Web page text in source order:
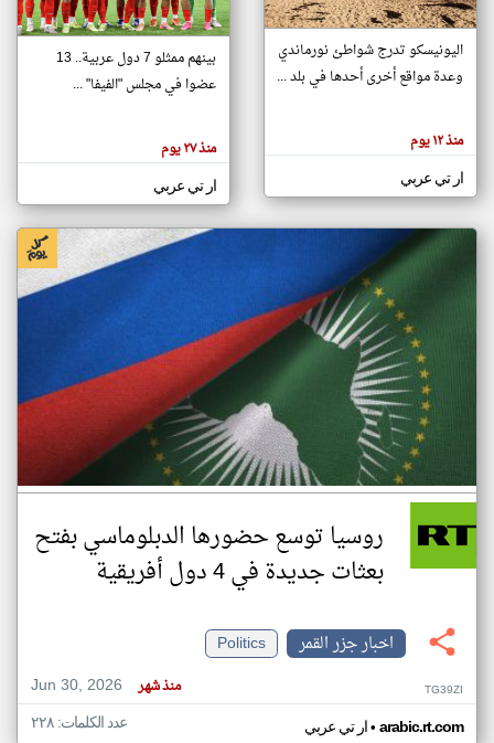
تغيير الدولة
اخبار جزر القمر على مدار الساعة
أهم اخبار جزر القمر العاجلة والمباشرة
هنا عن
وجهة
كاتبيها.
اليونيسكو تدرج شواطئ نورماندي
وعدة مواقع أخرى أحدها في بلد ...
منذ ١٢ يوم
ار تي عربي
بينهم ممثلو 7 دول عربية.. 13
عضوا في مجلس "الفيفا" ...
منذ ٢٧ يوم
ار تي عربي
روسيا توسع حضورها الدبلوماسي بفتح
بعثات جديدة في 4 دول أفريقية
اخبار جزر القمر
Politics
Jun 30, 2026
منذ شهر TG39ZI
ار تي عربي• arabic.rt.com عدد الكلمات: ٢٢٨
klyoum.com